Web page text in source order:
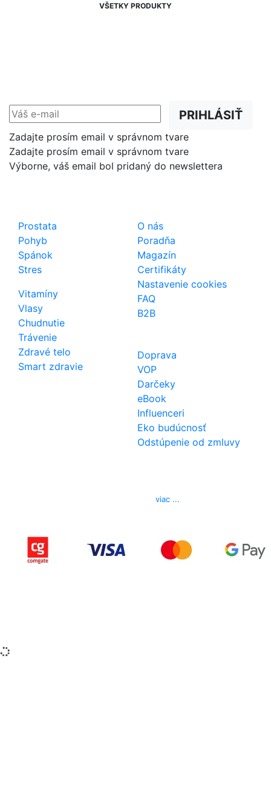
VŠETKY PRODUKTY
PRIHLÁSIŤ
Zadajte prosím email v správnom tvare
Zadajte prosím email v správnom tvare
Výborne, váš email bol pridaný do newslettera
Prostata
Pohyb
Spánok
Stres
Vitamíny
Vlasy
Chudnutie
Trávenie
Zdravé telo
Smart zdravie
O nás
Poradňa
Magazín
Certifikáty
Nastavenie cookies
FAQ
B2B
Doprava
VOP
Darčeky
eBook
Influenceri
Eko budúcnosť
Odstúpenie od zmluvy
viac ...